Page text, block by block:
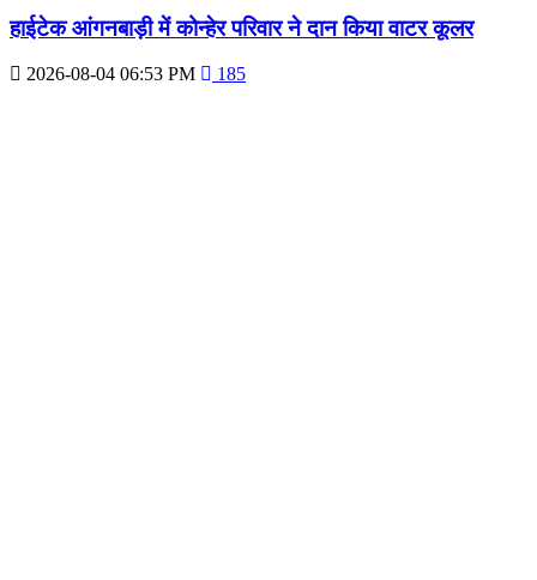
हाईटेक आंगनबाड़ी में कोन्हेर परिवार ने दान किया वाटर कूलर
2026-08-04 06:53 PM 185